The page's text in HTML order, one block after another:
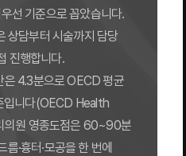
우선 기준으로 꼽았습니다.
상담부터 시술까지 담당
진행합니다.
은 4.3분으로 OECD 평균
입니다(OECD Health
원 영종도점은 60~90분
·흉터·모공을 한 번에